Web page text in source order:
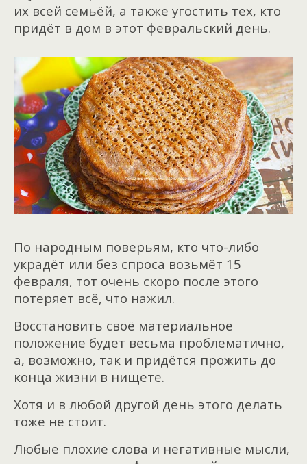
их всей семьёй, а также угостить тех, кто
придёт в дом в этот февральский день.
По народным поверьям, кто что-либо
украдёт или без спроса возьмёт 15
февраля, тот очень скоро после этого
потеряет всё, что нажил.
Восстановить своё материальное
положение будет весьма проблематично,
а, возможно, так и придётся прожить до
конца жизни в нищете.
Хотя и в любой другой день этого делать
тоже не стоит.
Любые плохие слова и негативные мысли,